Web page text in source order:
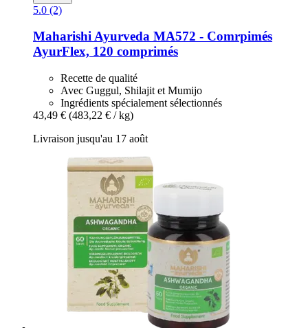
5.0 (2)
Maharishi Ayurveda MA572 -​ Comrpimés
AyurFlex, 120 comprimés
Recette de qualité
Avec Guggul, Shilajit et Mumijo
Ingrédients spécialement sélectionnés
43,49 € (483,22 € / kg)
Livraison jusqu'au 17 août